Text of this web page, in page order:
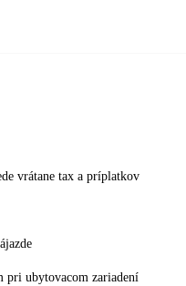
vrátane tax a príplatkov
pri ubytovacom zariadení